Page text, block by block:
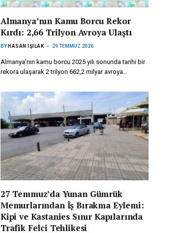
Almanya’nın Kamu Borcu Rekor
Kırdı: 2,66 Trilyon Avroya Ulaştı
BY HASAN IŞILAK 29 TEMMUZ 2026
Almanya’nın kamu borcu 2025 yılı sonunda tarihi bir
rekora ulaşarak 2 trilyon 662,2 milyar avroya…
27 Temmuz’da Yunan Gümrük
Memurlarından İş Bırakma Eylemi:
Kipi ve Kastanies Sınır Kapılarında
Trafik Felci Tehlikesi